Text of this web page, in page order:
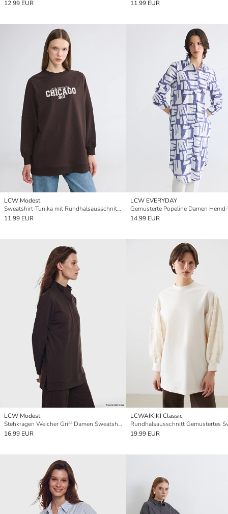
12.99 EUR 11.99 EUR
LCW Modest
Sweatshirt-Tunika mit Rundhalsausschnitt und Chicago-Print für Damen
11.99 EUR
LCW EVERYDAY
Gemusterte Popeline Damen
14.99 EUR
LCW Modest
Stehkragen Weicher Griff Damen Sweatshirt-Tunika
16.99 EUR
LCWAIKIKI Classic
19.99 EUR